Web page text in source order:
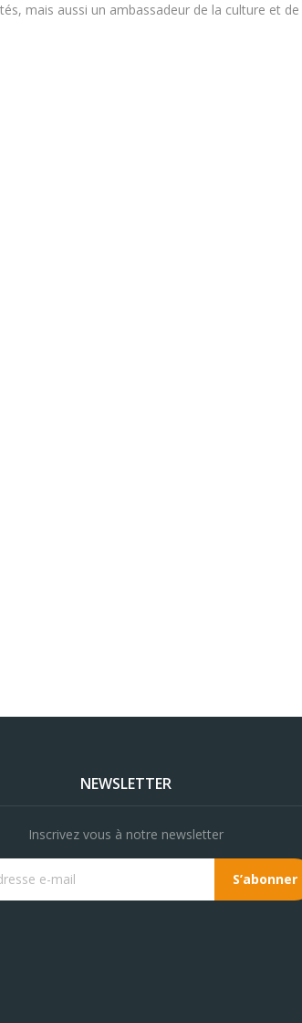
mais aussi un ambassadeur de la culture et de
NEWSLETTER
Inscrivez vous à notre newsletter
S’abonner